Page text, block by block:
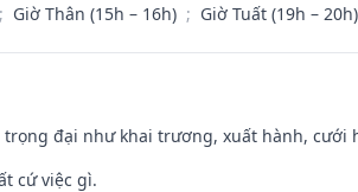
; Giờ Thân (15h – 16h) ; Giờ Tuất (19h – 20h)
trọng đại như khai trương, xuất hành, cưới
cứ việc gì.